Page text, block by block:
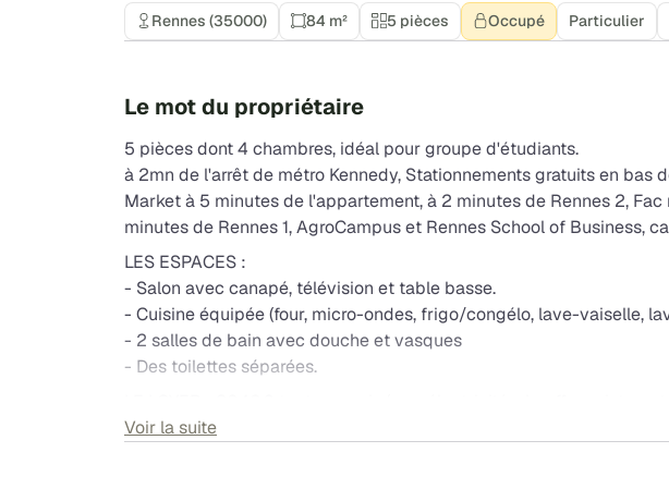
Rennes (35000) 84 m² 5 pièces Occupé Particulier
Le mot du propriétaire
5 pièces dont 4 chambres, idéal pour groupe d'étudiants.
à 2mn de l'arrêt de métro Kennedy, Stationnements gratuits en bas
Market à 5 minutes de l'appartement, à 2 minutes de Rennes 2, Fac
minutes de Rennes 1, AgroCampus et Rennes School of Business,
LES ESPACES :
- Salon avec canapé, télévision et table basse.
- Cuisine équipée (four, micro-ondes, frigo/congélo, lave-vaiselle,
- 2 salles de bain avec douche et vasques
- Des toilettes séparées.
Visale demandé
Voir la suite